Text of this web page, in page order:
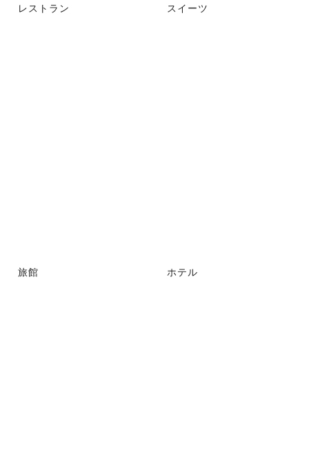
レストラン スイーツ
旅館 ホテル